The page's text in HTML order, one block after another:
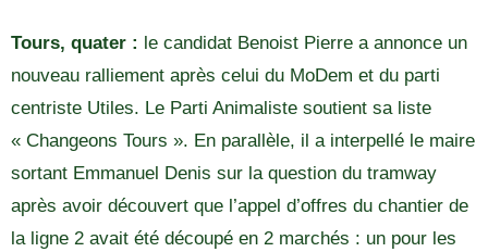
Tours, quater : le candidat Benoist Pierre a annonce un
nouveau ralliement après celui du MoDem et du parti
centriste Utiles. Le Parti Animaliste soutient sa liste
« Changeons Tours ». En parallèle, il a interpellé le maire
sortant Emmanuel Denis sur la question du tramway
après avoir découvert que l’appel d’offres du chantier de
la ligne 2 avait été découpé en 2 marchés : un pour les